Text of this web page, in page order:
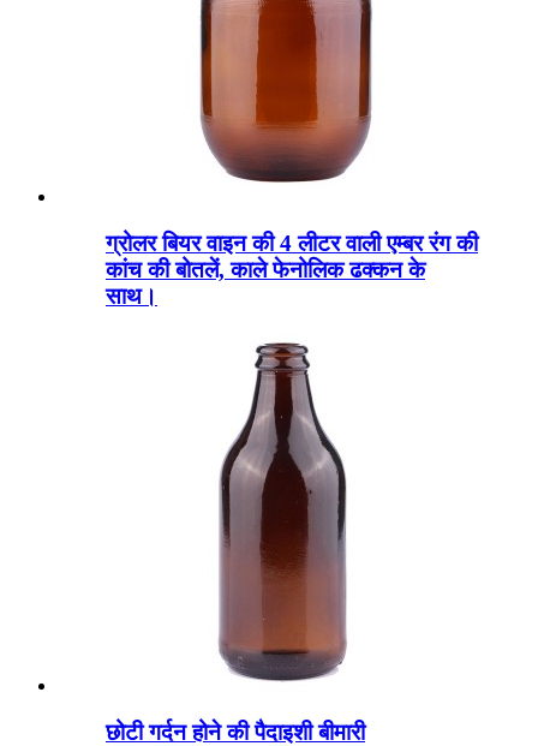
ग्रोलर बियर वाइन की 4 लीटर वाली एम्बर रंग की
कांच की बोतलें, काले फेनोलिक ढक्कन के
साथ।
छोटी गर्दन होने की पैदाइशी बीमारी